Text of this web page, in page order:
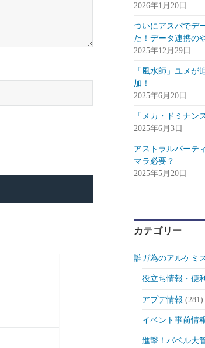
2026年1月20日
ついにアスパでデ
た！データ連携の
2025年12月29日
「風水師」ユメが
加！
2025年6月20日
「メカ・ドミナン
2025年6月3日
アストラルパーテ
マラ必要？
2025年5月20日
カテゴリー
誰ガ為のアルケミ
役立ち情報・便
アプデ情報 (281)
イベント事前情
進撃！バベル大